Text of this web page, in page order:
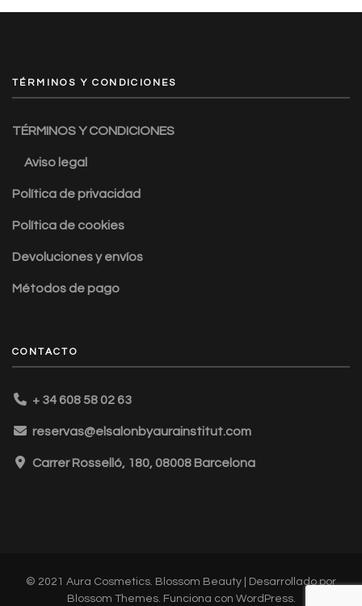
TÉRMINOS Y CONDICIONES
TÉRMINOS Y CONDICIONES
Aviso legal
Política de privacidad
Política de cookies
Devoluciones y envíos
Métodos de pago
CONTACTO
+ 34 608 58 02 63
reservas@elsalonbyaurainstitut.com
Carrer Rosselló, 180, 08008 Barcelona
© 2021 Aura Cosmetics. Blossom Beauty | Desarrollado por
Blossom Themes. Funciona con WordPress.